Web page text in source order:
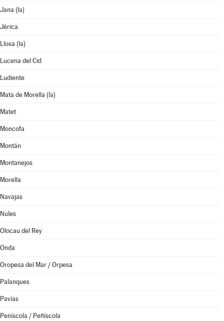
Jana (la)
Jérica
Llosa (la)
Lucena del Cid
Ludiente
Mata de Morella (la)
Matet
Moncofa
Montán
Montanejos
Morella
Navajas
Nules
Olocau del Rey
Onda
Oropesa del Mar / Orpesa
Palanques
Pavías
Peníscola / Peñíscola